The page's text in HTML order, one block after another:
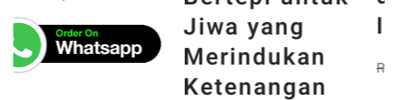
Jiwa yang
Merindukan
Informatika
Rp85.000 Rp72.250